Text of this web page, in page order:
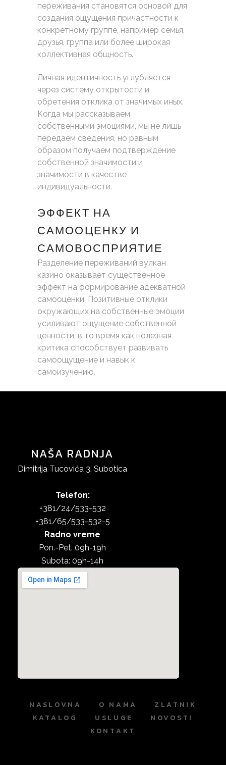
переживания становятся основой для
создания ощущения причастности к
конкретному группе, например семья,
друзья, группа или более широкая
коллективная общность.
Личная идентичность углубляется
через систему открытости и
обретения отклика от значимых иных.
Когда мы рассказываем
собственными эмоциями, мы не лишь
передаем сведения, но равным
образом получаем подтверждение
собственной значимости и
значимости в качестве
индивидуальности.
ЭФФЕКТ НА
САМООЦЕНКУ И
САМОВОСПРИЯТИЕ
Разделение переживаний вулкан
казино оказывает существенное
эффект на формирование адекватной
самооценки. Позитивные отклики
окружающих на собственные эмоции
усиливают ощущение собственной
ценности, в то время как полезная
критика способствует развивать
самоощущение и навык к
самоизучению.
NAŠA RADNJA
Dimitrija Tucovića 3, Subotica
Telefon:
+381/24/533-532
+381/65/533-532-5
Radno vreme
Pon.-Pet. 09h-19h
Subota: 09h-14h
NASLOVNA O NAMA
ZLATNIK
KATALOG
USLUGE
NOVOSTI
KONTAKT